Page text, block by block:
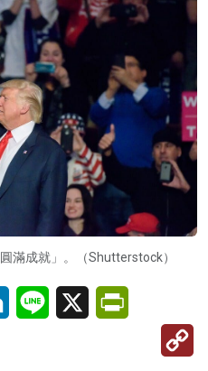
滿成就」。（Shutterstock）
LinkedInLine X